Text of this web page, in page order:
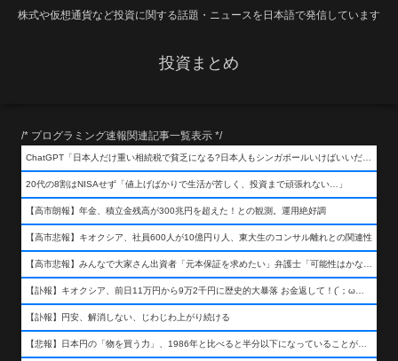
株式や仮想通貨など投資に関する話題・ニュースを日本語で発信しています
投資まとめ
/* プログラミング速報関連記事一覧表示 */
ChatGPT「日本人だけ重い相続税で貧乏になる?日本人もシンガポールいけばいいだけだから相続税で日本人は貧乏にならんだろ呆」
20代の8割はNISAせず「値上げばかりで生活が苦しく、投資まで頑張れない…」
【高市朗報】年金、積立金残高が300兆円を超えた！との観測。運用絶好調
【高市悲報】キオクシア、社員600人が10億円り人、東大生のコンサル離れとの関連性
【高市悲報】みんなで大家さん出資者「元本保証を求めたい」弁護士「可能性はかなり低い」出資者「不誠実！」
【訃報】キオクシア、前日11万円から9万2千円に歴史的大暴落 お金返して！(´；ω；｀)
【訃報】円安、解消しない、じわじわ上がり続ける
【悲報】日本円の「物を買う力」、1986年と比べると半分以下になっていることが判明&#8230;高市さんありがとう！